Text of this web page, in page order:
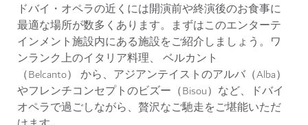
ドバイ・オペラの近くには開演前や終演後のお食事に
最適な場所が数多くあります。まずはこのエンターテ
インメント施設内にある施設をご紹介しましょう。ワ
ンランク上のイタリア料理、 ベルカント
（Belcanto） から、アジアンテイストのアルバ（Alba）
やフレンチコンセプトのビズー（Bisou）など、ドバイ
オペラで過ごしながら、贅沢なご馳走をご堪能いただ